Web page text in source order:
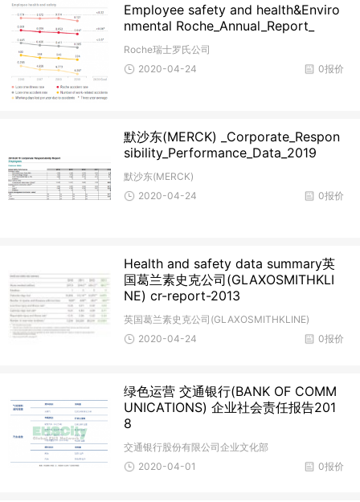
Employee safety and health&Enviro
nmental Roche_Annual_Report_
Roche瑞士罗氏公司
0报价
2020-04-24
默沙东(MERCK) _Corporate_Respon
sibility_Performance_Data_2019
默沙东(MERCK)
0报价
2020-04-24
Health and safety data summary英
国葛兰素史克公司(GLAXOSMITHKLI
NE) cr-report-2013
英国葛兰素史克公司(GLAXOSMITHKLINE)
0报价
2020-04-24
绿色运营 交通银行(BANK OF COMM
UNICATIONS) 企业社会责任报告201
8
交通银行股份有限公司企业文化部
0报价
2020-04-01